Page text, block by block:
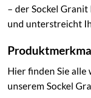
– der Sockel
und unterstreicht
Hier finden Sie
unserem Sockel